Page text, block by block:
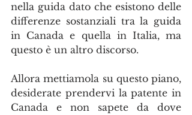
nella guida dato che esistono delle
differenze sostanziali tra la guida
in Canada e quella in Italia, ma
questo è un altro discorso.
Allora mettiamola su questo piano,
desiderate prendervi la patente in
Canada e non sapete da dove